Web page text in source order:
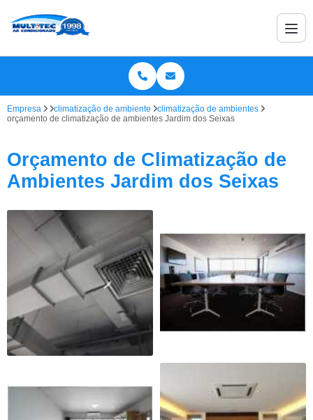
Empresa climatização de ambiente
climatização de ambientes
orçamento de climatização de ambientes Jardim dos Seixas
Orçamento de Climatização de
Ambientes Jardim dos Seixas